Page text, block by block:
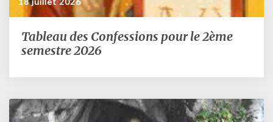
Tableau
des
pour
2ème
semestre
Tableau des Confessions pour le 2ème
semestre 2026